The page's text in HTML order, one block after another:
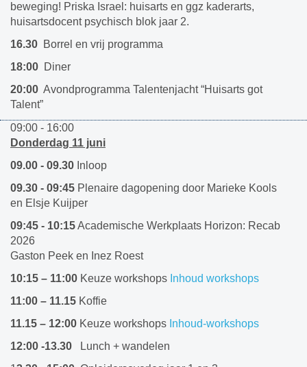
beweging! Priska Israel: huisarts en ggz kaderarts,
huisartsdocent psychisch blok jaar 2.
16.30 Borrel en vrij programma
18:00 Diner
20:00 Avondprogramma Talentenjacht “Huisarts got
Talent”
09:00 - 16:00
Donderdag 11 juni
09.00 - 09.30 Inloop
09.30 - 09:45 Plenaire dagopening door Marieke Kools
en Elsje Kuijper
09:45 - 10:15Academische Werkplaats Horizon: Recab
2026
Gaston Peek en Inez Roest
10:15 – 11:00 Keuze workshops Inhoud workshops
11:00 – 11.15 Koffie
11.15 – 12:00 Keuze workshops Inhoud-workshops
12:00 -13.30 Lunch + wandelen